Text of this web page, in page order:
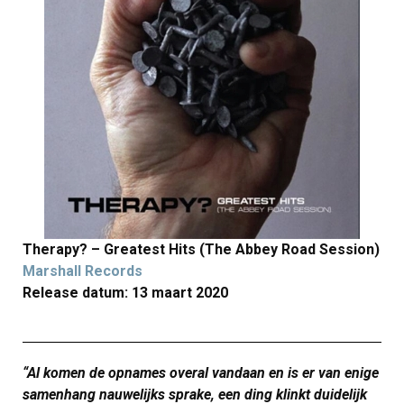
Therapy? – Greatest Hits (The Abbey Road Session)
Marshall Records
Release datum: 13 maart 2020
“Al komen de opnames overal vandaan en is er van enige
samenhang nauwelijks sprake, een ding klinkt duidelijk